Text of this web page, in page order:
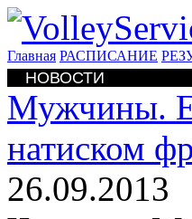
Главная РАСПИСАНИЕ
НОВОСТИ
Мужчины.
натиском
26.09.2013